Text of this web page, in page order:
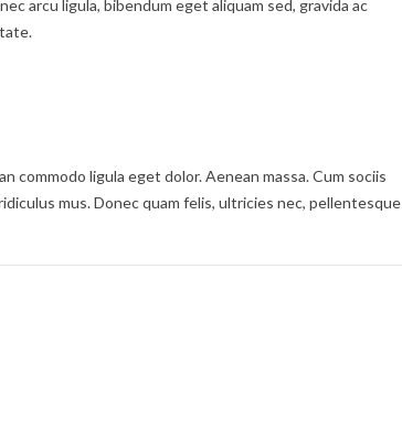
arcu ligula, bibendum eget aliquam sed, gravida ac
commodo ligula eget dolor. Aenean massa. Cum sociis
mus. Donec quam felis, ultricies nec, pellentesque